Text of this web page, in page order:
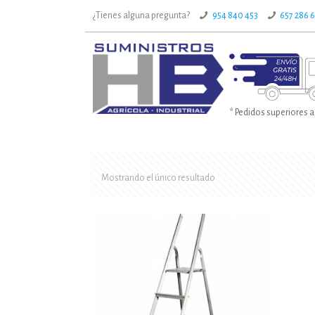
¿Tienes alguna pregunta? 954 840 453 657 286
* Pedidos superiores
Mostrando el único resultado